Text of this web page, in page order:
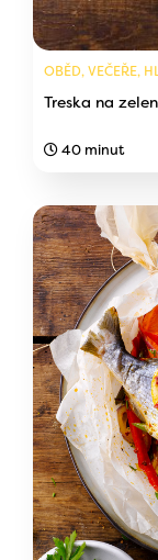
OBĚD, VEČEŘE,
Treska na
40 minut